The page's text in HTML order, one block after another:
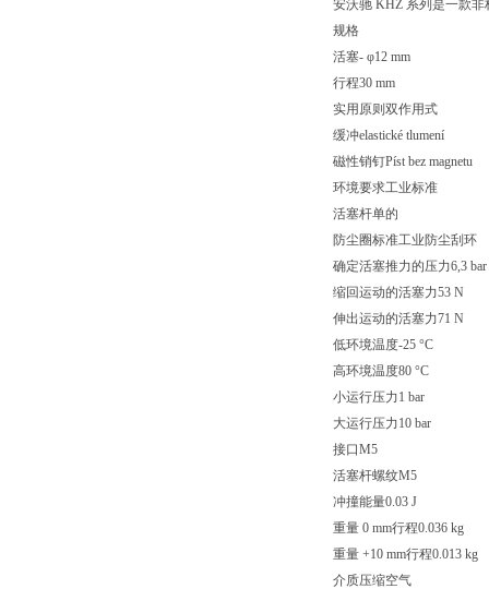
安沃驰 KHZ 系列是一款
规格
活塞- φ12 mm
行程30 mm
实用原则双作用式
缓冲elastické tlumení
磁性销钉Píst bez magnetu
环境要求工业标准
活塞杆单的
防尘圈标准工业防尘刮环
确定活塞推力的压力6,3 bar
缩回运动的活塞力53 N
伸出运动的活塞力71 N
低环境温度-25 °C
高环境温度80 °C
小运行压力1 bar
大运行压力10 bar
接口M5
活塞杆螺纹M5
冲撞能量0.03 J
重量 0 mm行程0.036 kg
重量 +10 mm行程0.013 kg
介质压缩空气